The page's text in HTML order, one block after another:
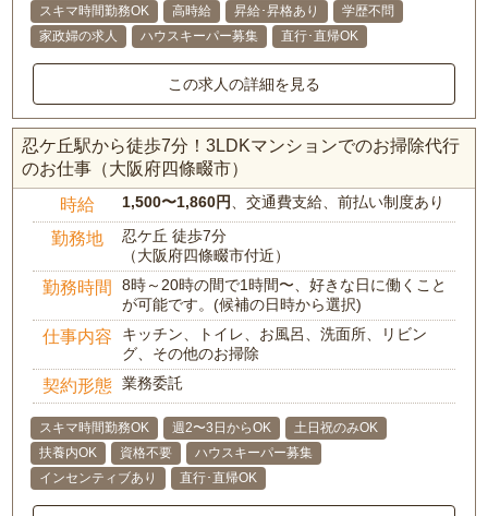
スキマ時間勤務OK
高時給 昇給･昇格あり
学歴不問
家政婦の求人
ハウスキーパー募集 直行･直帰OK
この求人の詳細を見る
忍ケ丘駅から徒歩7分！3LDKマンションでのお掃除代行
のお仕事（大阪府四條畷市）
時給 1,500〜1,860円、交通費支給、前払い制度あり
勤務地
忍ケ丘 徒歩7分
（大阪府四條畷市付近）
勤務時間
8時～20時の間で1時間〜、好きな日に働くこと
が可能です。(候補の日時から選択)
仕事内容
キッチン、トイレ、お風呂、洗面所、リビン
グ、その他のお掃除
契約形態 業務委託
スキマ時間勤務OK 週2〜3日からOK
土日祝のみOK
扶養内OK
資格不要
ハウスキーパー募集
インセンティブあり
直行･直帰OK